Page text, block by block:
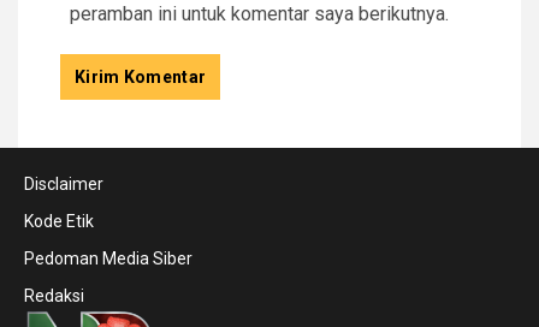
peramban ini untuk komentar saya berikutnya.
Disclaimer
Kode Etik
Pedoman Media Siber
Redaksi